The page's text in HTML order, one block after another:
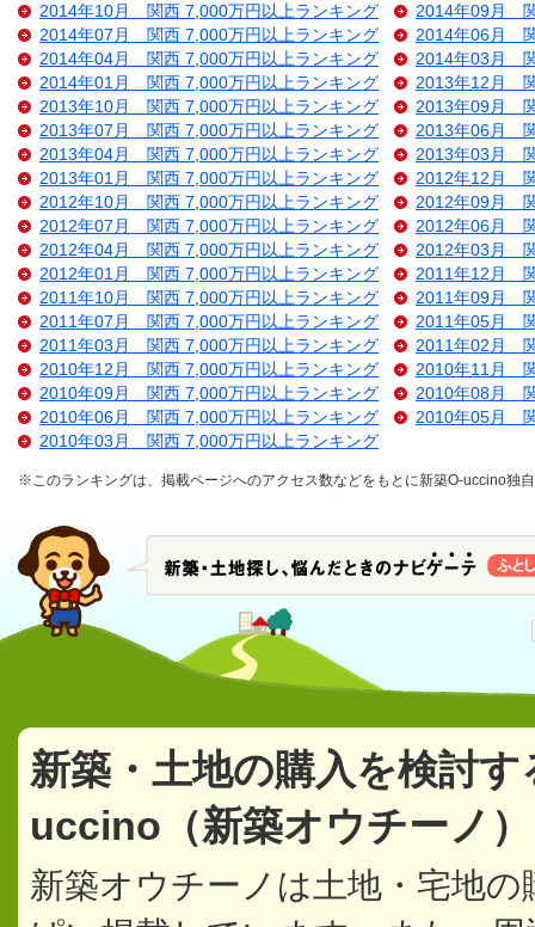
2014年10月 関西 7,000万円以上ランキング
2014年09月
2014年07月 関西 7,000万円以上ランキング
2014年06月
2014年04月 関西 7,000万円以上ランキング
2014年03月
2014年01月 関西 7,000万円以上ランキング
2013年12月
2013年10月 関西 7,000万円以上ランキング
2013年09月
2013年07月 関西 7,000万円以上ランキング
2013年06月
2013年04月 関西 7,000万円以上ランキング
2013年03月
2013年01月 関西 7,000万円以上ランキング
2012年12月
2012年10月 関西 7,000万円以上ランキング
2012年09月
2012年07月 関西 7,000万円以上ランキング
2012年06月
2012年04月 関西 7,000万円以上ランキング
2012年03月
2012年01月 関西 7,000万円以上ランキング
2011年12月
2011年10月 関西 7,000万円以上ランキング
2011年09月
2011年07月 関西 7,000万円以上ランキング
2011年05月
2011年03月 関西 7,000万円以上ランキング
2011年02月
2010年12月 関西 7,000万円以上ランキング
2010年11月
2010年09月 関西 7,000万円以上ランキング
2010年08月
2010年06月 関西 7,000万円以上ランキング
2010年05月
2010年03月 関西 7,000万円以上ランキング
※このランキングは、掲載ページへのアクセス数などをもとに新築O-uccino独
新築・土地の購入を検討
uccino（新築オウチーノ
新築オウチーノは土地・宅地